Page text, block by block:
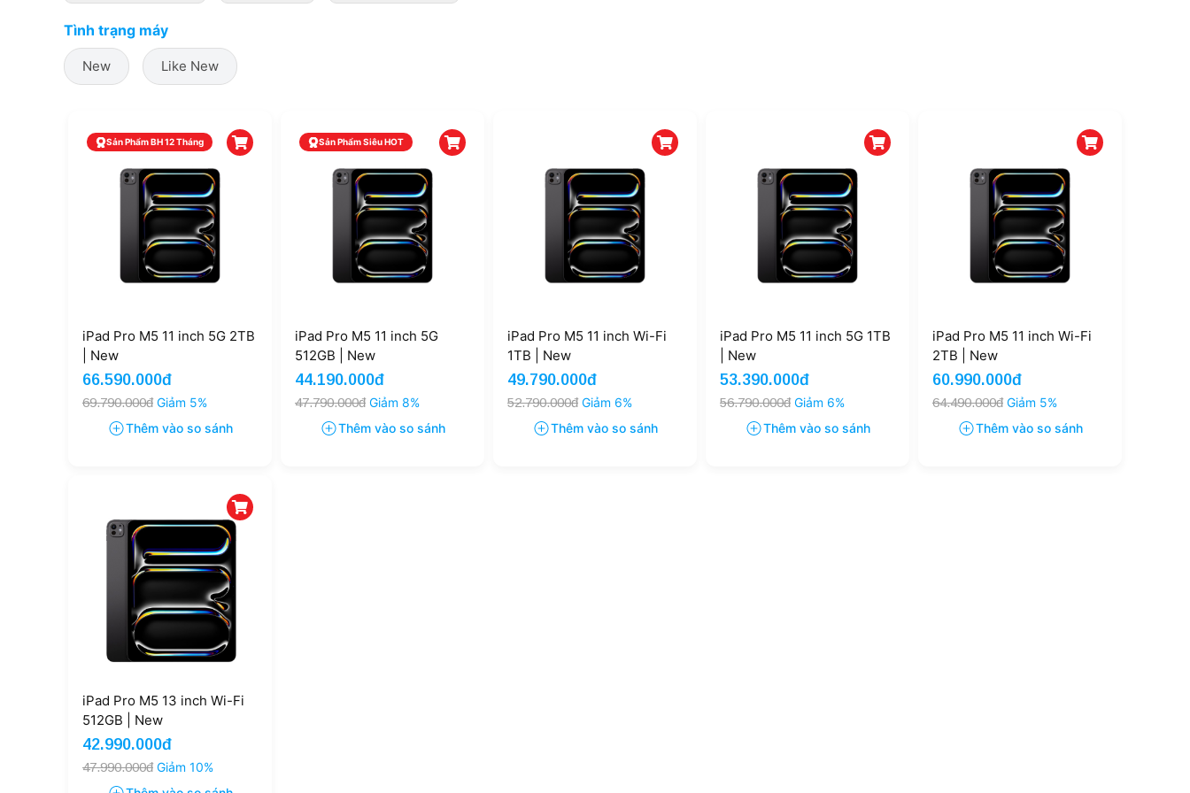
Tình trạng máy
New Like New
Sản Phẩm BH 12 Tháng
iPad Pro M5 11 inch 5G 2TB
| New
66.590.000đ
69.790.000đ Giảm 5%
Thêm vào so sánh
Sản Phẩm Siêu HOT
iPad Pro M5 11 inch 5G
512GB | New
44.190.000đ
47.790.000đ Giảm 8%
Thêm vào so sánh
iPad Pro M5 11 inch Wi-Fi
1TB | New
49.790.000đ
52.790.000đ Giảm 6%
Thêm vào so sánh
iPad Pro M5 11 inch 5G 1TB
| New
53.390.000đ
56.790.000đ Giảm 6%
Thêm vào so sánh
iPad Pro M5 11 inch Wi-Fi
2TB | New
60.990.000đ
64.490.000đ Giảm 5%
Thêm vào so sánh
iPad Pro M5 13 inch Wi-Fi
512GB | New
42.990.000đ
47.990.000đ Giảm 10%